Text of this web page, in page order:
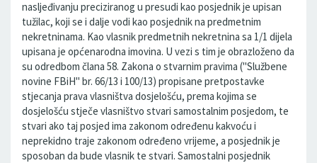
nasljeđivanju preciziranog u presudi kao posjednik je upisan
tužilac, koji se i dalje vodi kao posjednik na predmetnim
nekretninama. Kao vlasnik predmetnih nekretnina sa 1/1 dijela
upisana je općenarodna imovina. U vezi s tim je obrazloženo da
su odredbom člana 58. Zakona o stvarnim pravima ("Službene
novine FBiH" br. 66/13 i 100/13) propisane pretpostavke
stjecanja prava vlasništva dosjelošću, prema kojima se
dosjelošću stječe vlasništvo stvari samostalnim posjedom, te
stvari ako taj posjed ima zakonom određenu kakvoću i
neprekidno traje zakonom određeno vrijeme, a posjednik je
sposoban da bude vlasnik te stvari. Samostalni posjednik